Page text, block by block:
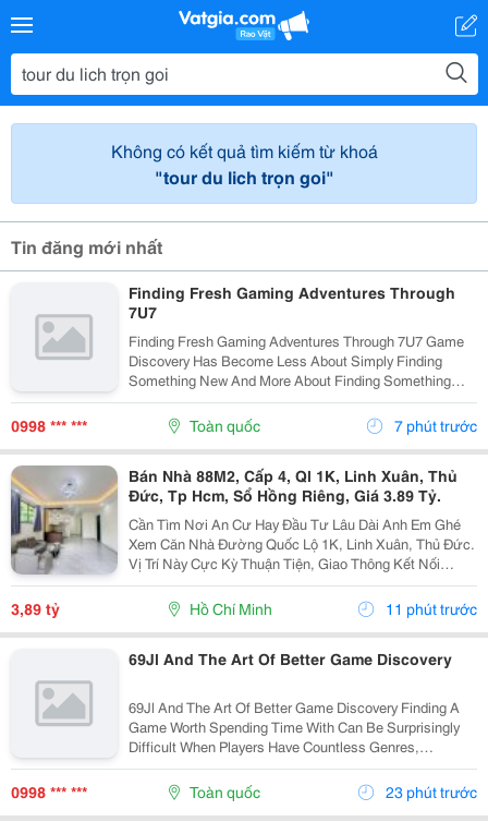
Không có kết quả tìm kiếm từ khoá
"tour du lich trọn goi"
Tin đăng mới nhất
Finding Fresh Gaming Adventures Through
7U7
Finding Fresh Gaming Adventures Through 7U7 Game
Discovery Has Become Less About Simply Finding
Something New And More About Finding Something
That Genuinely Fits A Player's Mood, Schedule, And
Preferred Style Of Play. 7U7 Approaches This
Challenge...
0998 *** *** Toàn quốc 7 phút trước
Bán Nhà 88M2, Cấp 4, Ql 1K, Linh Xuân, Thủ
Đức, Tp Hcm, Sổ Hồng Riêng, Giá 3.89 Tỷ.
Cần Tìm Nơi An Cư Hay Đầu Tư Lâu Dài Anh Em Ghé
Xem Căn Nhà Đường Quốc Lộ 1K, Linh Xuân, Thủ Đức.
Vị Trí Này Cực Kỳ Thuận Tiện, Giao Thông Kết Nối
Nhanh Chóng, Cực Kỳ Phù Hợp Cho Khách Mua Để Giữ
Tài Sản Hoặc Cho Thuê Đều Rất Ổn Định. Thông Tin...
3,89 tỷ Hồ Chí Minh 11 phút trước
69Jl And The Art Of Better Game Discovery
69Jl And The Art Of Better Game Discovery Finding A
Game Worth Spending Time With Can Be Surprisingly
Difficult When Players Have Countless Genres,
Releases, And Communities Competing For Attention.
69Jl Can Approach That Challenge As A Gaming...
0998 *** *** Toàn quốc 23 phút trước